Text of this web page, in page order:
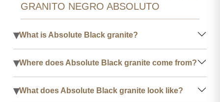
GRANITO NEGRO ABSOLUTO
▾What is Absolute Black granite?
▾Where does Absolute Black granite come from?
▾What does Absolute Black granite look like?